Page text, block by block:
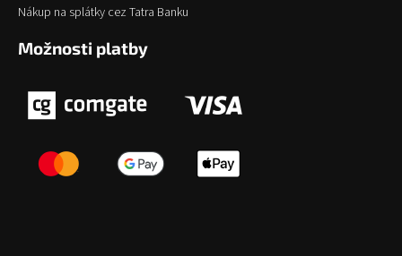
Nákup na splátky cez Tatra Banku
Možnosti platby